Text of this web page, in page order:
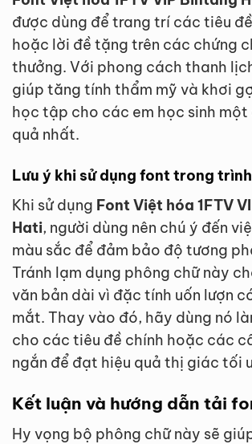
được dùng để trang trí các tiêu
hoặc lời đề tặng trên các chứng
thưởng. Với phong cách thanh
giúp tăng tính thẩm mỹ và khơi
học tập cho các em học sinh một
quả nhất.
Lưu ý khi sử dụng font trong
Khi sử dụng Font Việt hóa 1FTV
Hati, người dùng nên chú ý đến
màu sắc để đảm bảo độ tương
Tránh lạm dụng phông chữ này
văn bản dài vì đặc tính uốn lượn
mắt. Thay vào đó, hãy dùng nó
cho các tiêu đề chính hoặc các
ngắn để đạt hiệu quả thị giác tối
Kết luận và hướng dẫn tải
Hy vọng bộ phông chữ này sẽ